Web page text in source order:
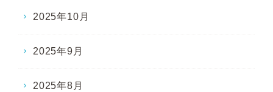
2025年10月
2025年9月
2025年8月